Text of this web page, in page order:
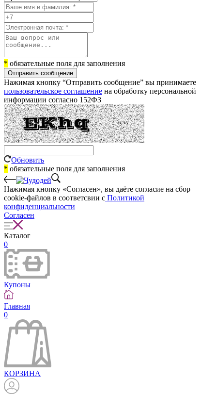
* обязательные поля для заполнения
Отправить сообщение
Нажимая кнопку “Отправить сообщение” вы принимаете
пользовательское соглашение на обработку персональной
информации согласно 152ФЗ
Обновить
* обязательные поля для заполнения
Нажимая кнопку «Согласен», вы даёте cогласие на сбор
cookie-файлов в соответсвии с Политикой
конфиденциальности
Согласен
Каталог
0
Купоны
Главная
0
КОРЗИНА